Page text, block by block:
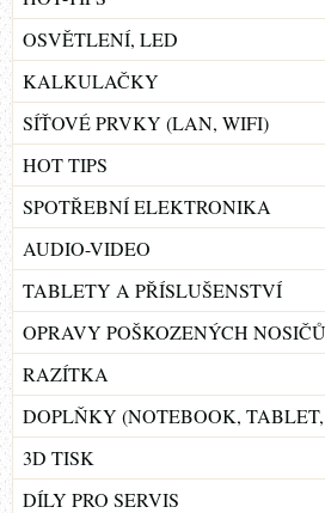
OSVĚTLENÍ, LED
KALKULAČKY
SÍŤOVÉ PRVKY (LAN, WIFI)
HOT TIPS
SPOTŘEBNÍ ELEKTRONIKA
AUDIO-VIDEO
TABLETY A PŘÍSLUŠENSTVÍ
OPRAVY POŠKOZENÝCH NOSIČŮ
RAZÍTKA
DOPLŇKY (NOTEBOOK, TABLET,
3D TISK
DÍLY PRO SERVIS